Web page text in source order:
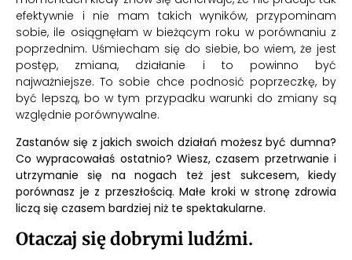
efektywnie i nie mam takich wyników, przypominam
sobie, ile osiągnęłam w bieżącym roku w porównaniu z
poprzednim. Uśmiecham się do siebie, bo wiem, że jest
postęp, zmiana, działanie i to powinno być
najważniejsze. To sobie chce podnosić poprzeczkę, by
być lepszą, bo w tym przypadku warunki do zmiany są
względnie porównywalne.
Zastanów się z jakich swoich działań możesz być dumna?
Co wypracowałaś ostatnio? Wiesz, czasem przetrwanie i
utrzymanie się na nogach też jest sukcesem, kiedy
porównasz je z przeszłością. Małe kroki w stronę zdrowia
liczą się czasem bardziej niż te spektakularne.
Otaczaj się dobrymi ludźmi.